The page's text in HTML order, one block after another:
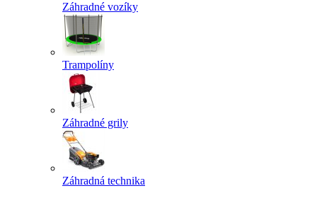
Záhradné vozíky
Trampolíny
Záhradné grily
Záhradná technika